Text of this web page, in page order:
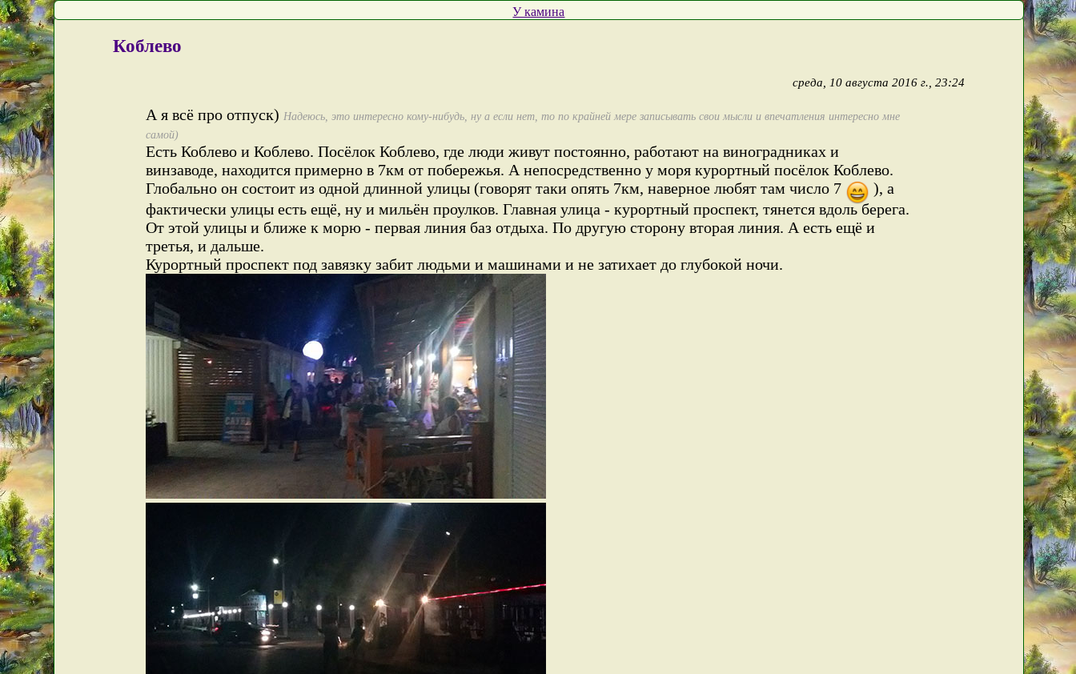
У камина
Коблево
среда, 10 августа 2016 г., 23:24
А я всё про отпуск) Надеюсь, это интересно кому-нибудь, ну а если нет, то по крайней мере записывать свои мысли и впечатления интересно мне
самой)
Есть Коблево и Коблево. Посёлок Коблево, где люди живут постоянно, работают на виноградниках и
винзаводе, находится примерно в 7км от побережья. А непосредственно у моря курортный посёлок Коблево.
Глобально он состоит из одной длинной улицы (говорят таки опять 7км, наверное любят там число 7
), а
фактически улицы есть ещё, ну и мильён проулков. Главная улица - курортный проспект, тянется вдоль берега.
От этой улицы и ближе к морю - первая линия баз отдыха. По другую сторону вторая линия. А есть ещё и
третья, и дальше.
Курортный проспект под завязку забит людьми и машинами и не затихает до глубокой ночи.